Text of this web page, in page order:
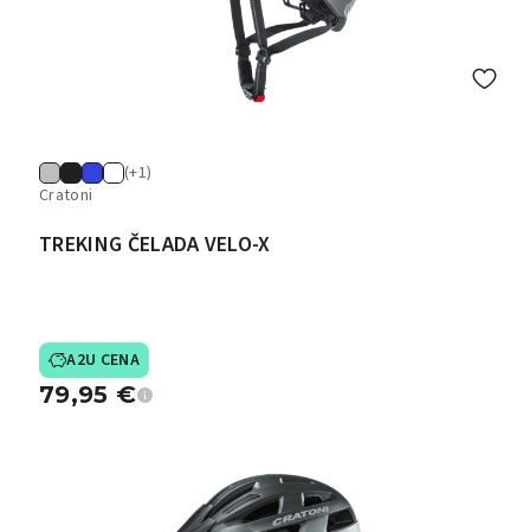
(+1)
Cratoni
TREKING ČELADA VELO-X
A2U CENA
79,95 €